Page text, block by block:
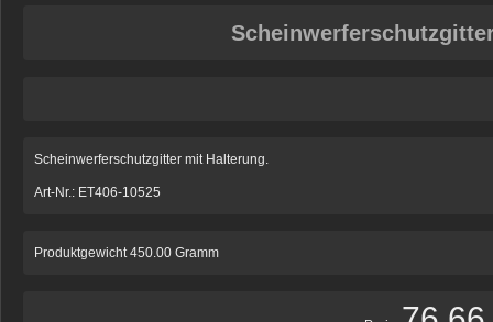
Scheinwerferschutzgitter mit Halterung.
Art-Nr.: ET406-10525
Produktgewicht 450.00 Gramm